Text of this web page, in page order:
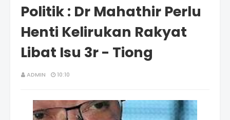
Politik : Dr Mahathir Perlu
Henti Kelirukan Rakyat
Libat Isu 3r - Tiong
ADMIN 10:10